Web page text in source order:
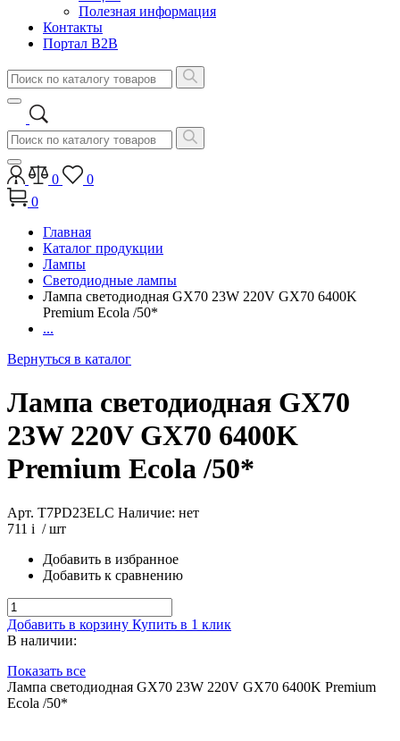
Полезная информация
Контакты
Портал B2B
0
0
0
Главная
Каталог продукции
Лампы
Светодиодные лампы
Лампа светодиодная GX70 23W 220V GX70 6400K
Premium Ecola /50*
...
Вернуться в каталог
Лампа светодиодная GX70
23W 220V GX70 6400K
Premium Ecola /50*
Арт. T7PD23ELC Наличие: нет
711 i / шт
Добавить в избранное
Добавить к сравнению
Добавить в корзину Купить в 1 клик
В наличии:
Показать все
Лампа светодиодная GX70 23W 220V GX70 6400K Premium
Ecola /50*